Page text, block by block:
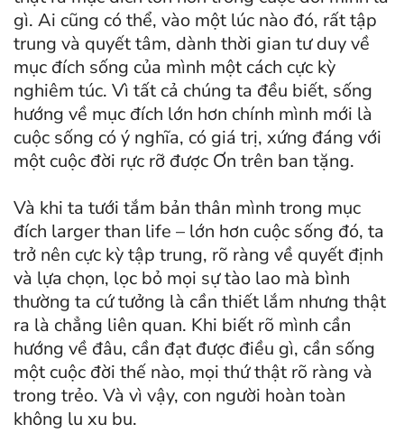
gì. Ai cũng có thể, vào một lúc nào đó, rất tập
trung và quyết tâm, dành thời gian tư duy về
mục đích sống của mình một cách cực kỳ
nghiêm túc. Vì tất cả chúng ta đều biết, sống
hướng về mục đích lớn hơn chính mình mới là
cuộc sống có ý nghĩa, có giá trị, xứng đáng với
một cuộc đời rực rỡ được Ơn trên ban tặng.
Và khi ta tưới tắm bản thân mình trong mục
đích larger than life – lớn hơn cuộc sống đó, ta
trở nên cực kỳ tập trung, rõ ràng về quyết định
và lựa chọn, lọc bỏ mọi sự tào lao mà bình
thường ta cứ tưởng là cần thiết lắm nhưng thật
ra là chẳng liên quan. Khi biết rõ mình cần
hướng về đâu, cần đạt được điều gì, cần sống
một cuộc đời thế nào, mọi thứ thật rõ ràng và
trong trẻo. Và vì vậy, con người hoàn toàn
không lu xu bu.